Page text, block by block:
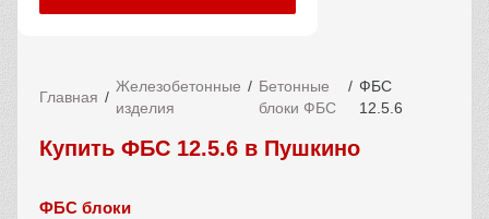
Главная
Железобетонные
изделия
Бетонные
блоки ФБС
ФБС
12.5.6
Купить ФБС 12.5.6 в Пушкино
ФБС блоки